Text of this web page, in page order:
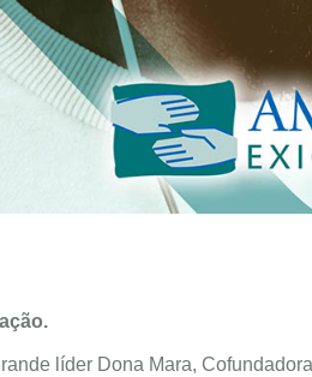
líder Dona Mara,